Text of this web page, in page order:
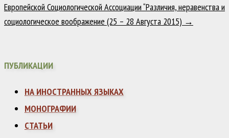
Европейской Социологической Ассоциации “Различия, неравенства и
социологическое воображение (25 – 28 Августа 2015) →
ПУБЛИКАЦИИ
НА ИНОСТРАННЫХ ЯЗЫКАХ
МОНОГРАФИИ
СТАТЬИ